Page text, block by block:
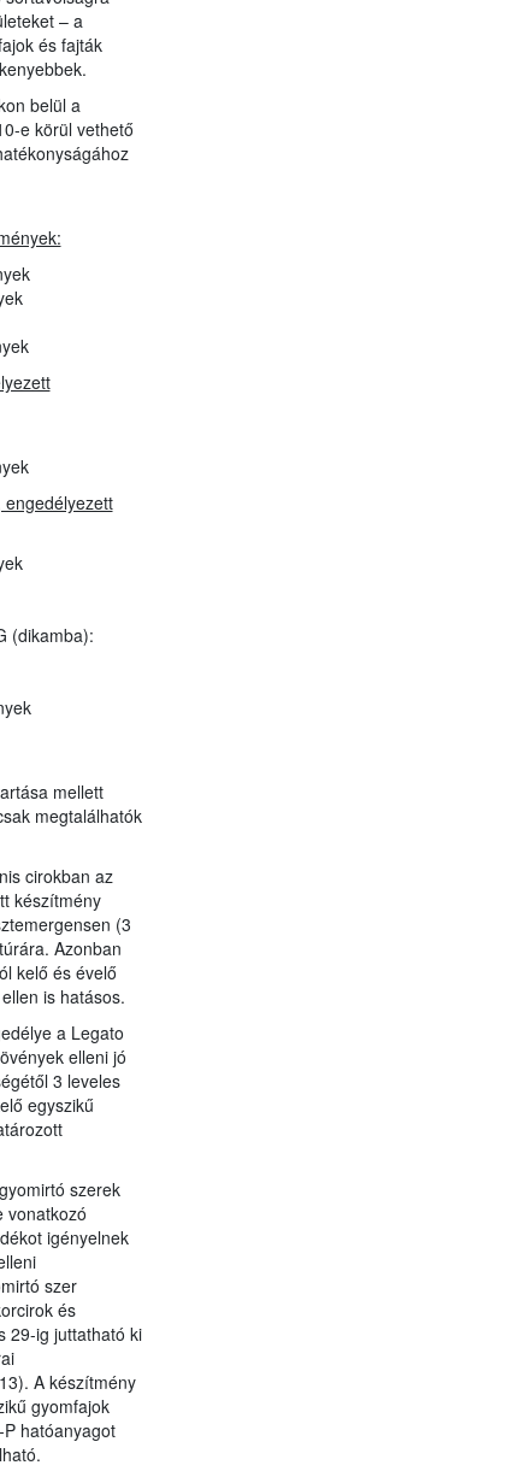
– a
és fajták
belül a
e körül vethető
(dikamba):
mellett
megtalálhatók
cirokban az
készítmény
(3
Azonban
kelő és évelő
is hatásos.
a Legato
elleni jó
3 leveles
egyszikű
szerek
vonatkozó
igényelnek
szer
és
29-ig juttatható ki
A készítmény
gyomfajok
hatóanyagot